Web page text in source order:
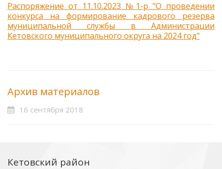
Распоряжение от 11.10.2023 №1-р "О проведении
конкурса на формирование кадрового резерва
муниципальной службы в Администрации
Кетовского муниципального округа на 2024 год"
Архив материалов
16 сентября 2018
Кетовский район